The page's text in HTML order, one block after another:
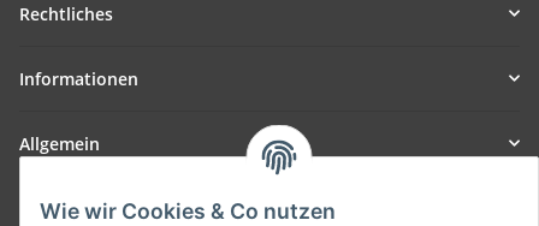
Wie wir Cookies & Co nutzen
Rechtliches
Informationen
Allgemein
Teil unseres Netzwerks: